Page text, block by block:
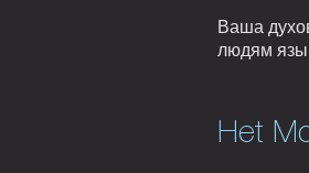
Ваша
людям
Het